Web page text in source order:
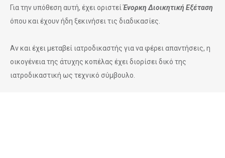
Για την υπόθεση αυτή, έχει οριστείΈνορκη Διοικητική Εξέταση
όπου και έχουν ήδη ξεκινήσει τις διαδικασίες.
Αν και έχει μεταβεί ιατροδικαστής για να φέρει απαντήσεις, η
οικογένεια της άτυχης κοπέλας έχει διορίσει δικό της
ιατροδικαστική ως τεχνικό σύμβουλο.